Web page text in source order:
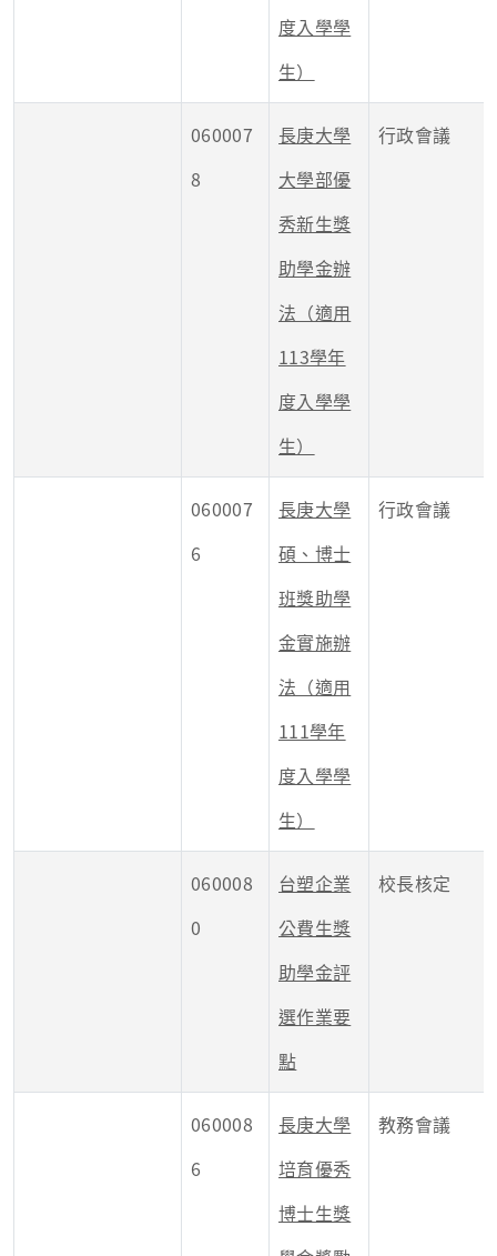
度入學學
生）
060007
8
長庚大學
大學部優
秀新生獎
助學金辦
法（適用
113學年
度入學學
生）
行政會議
060007
6
長庚大學
碩、博士
班獎助學
金實施辦
法（適用
111學年
度入學學
生）
行政會議
060008
0
台塑企業
公費生獎
助學金評
選作業要
點
校長核定
060008
6
長庚大學
培育優秀
博士生獎
教務會議